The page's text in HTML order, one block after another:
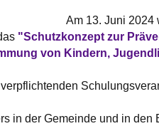
Am 13. Juni 2024
"Schutzkonzept zur
von Kindern,
in der Gemeinde und in